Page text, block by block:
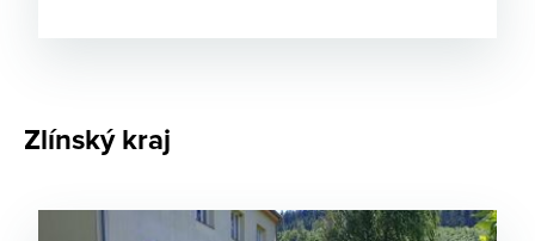
Zlínský kraj